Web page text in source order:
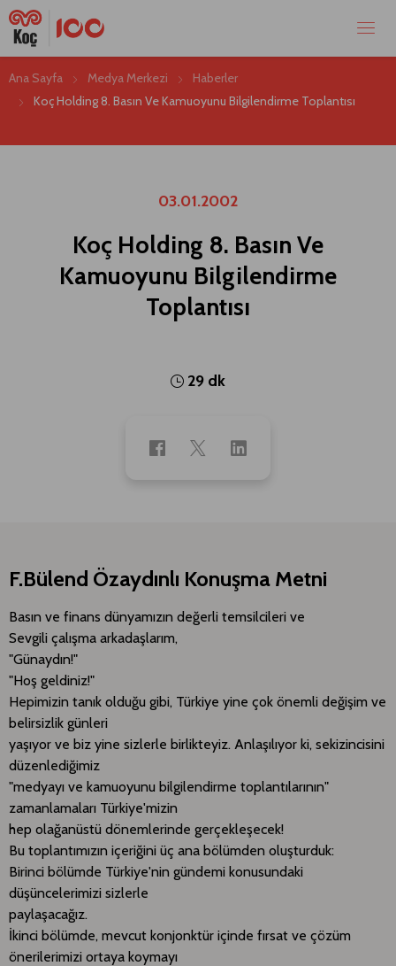
Ana Sayfa Medya Merkezi
Haberler
Koç Holding 8. Basın Ve Kamuoyunu Bilgilendirme Toplantısı
03.01.2002
Koç Holding 8. Basın Ve
Kamuoyunu Bilgilendirme
Toplantısı
29 dk
F.Bülend Özaydınlı Konuşma Metni
Basın ve finans dünyamızın değerli temsilcileri ve
Sevgili çalışma arkadaşlarım,
"Günaydın!"
"Hoş geldiniz!"
Hepimizin tanık olduğu gibi, Türkiye yine çok önemli değişim ve
belirsizlik günleri
yaşıyor ve biz yine sizlerle birlikteyiz. Anlaşılıyor ki, sekizincisini
düzenlediğimiz
"medyayı ve kamuoyunu bilgilendirme toplantılarının"
zamanlamaları Türkiye'mizin
hep olağanüstü dönemlerinde gerçekleşecek!
Bu toplantımızın içeriğini üç ana bölümden oluşturduk:
Birinci bölümde Türkiye'nin gündemi konusundaki
düşüncelerimizi sizlerle
paylaşacağız.
İkinci bölümde, mevcut konjonktür içinde fırsat ve çözüm
önerilerimizi ortaya koymayı